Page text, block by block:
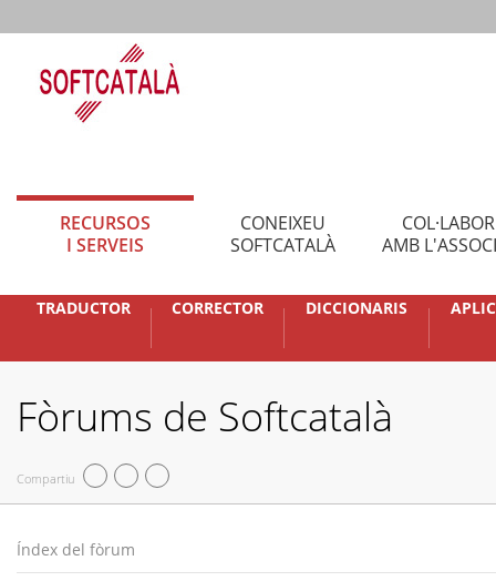
RECURSOS
I SERVEIS
CONEIXEU
SOFTCATALÀ
AMB
TRADUCTOR CORRECTOR DICCIONARIS
Fòrums de Softcatalà
Compartiu
Índex del fòrum